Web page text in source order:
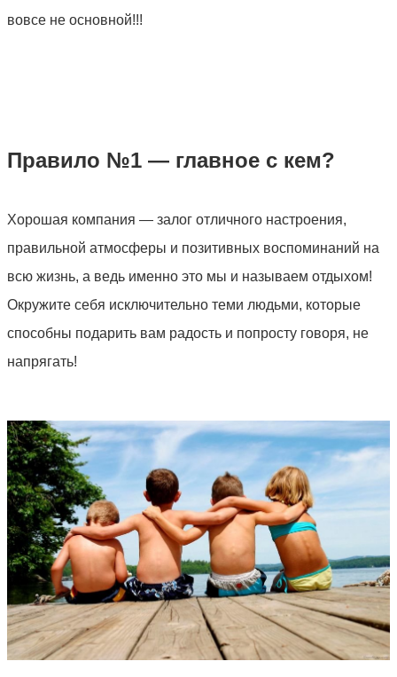
вовсе не основной!!!
Правило №1 — главное с кем?
Хорошая компания — залог отличного настроения,
правильной атмосферы и позитивных воспоминаний на
всю жизнь, а ведь именно это мы и называем отдыхом!
Окружите себя исключительно теми людьми, которые
способны подарить вам радость и попросту говоря, не
напрягать!